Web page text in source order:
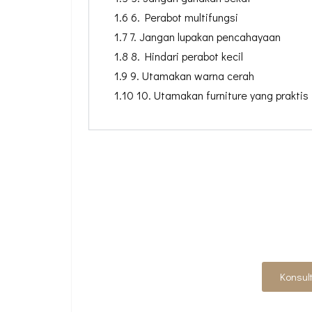
1.6 6. Perabot multifungsi
1.7 7. Jangan lupakan pencahayaan
1.8 8. Hindari perabot kecil
1.9 9. Utamakan warna cerah
1.10 10. Utamakan furniture yang praktis